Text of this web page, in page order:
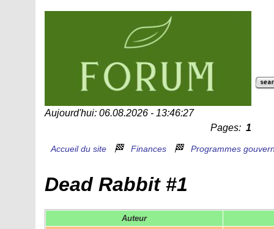
Aujourd'hui: 06.08.2026 - 13:46:27
Pages: 1
Accueil du site 🏁Finances 🏁Programmes
Dead Rabbit #1
Auteur